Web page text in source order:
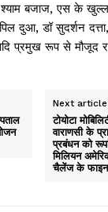
बजाज, एस के
दुआ, डॉ सुदर्शन
प्रमुख रूप से मौजूद
Next article
टोयोटा
वाराणसी के
प्रबंधन को
मिलियन
चैलेंज के